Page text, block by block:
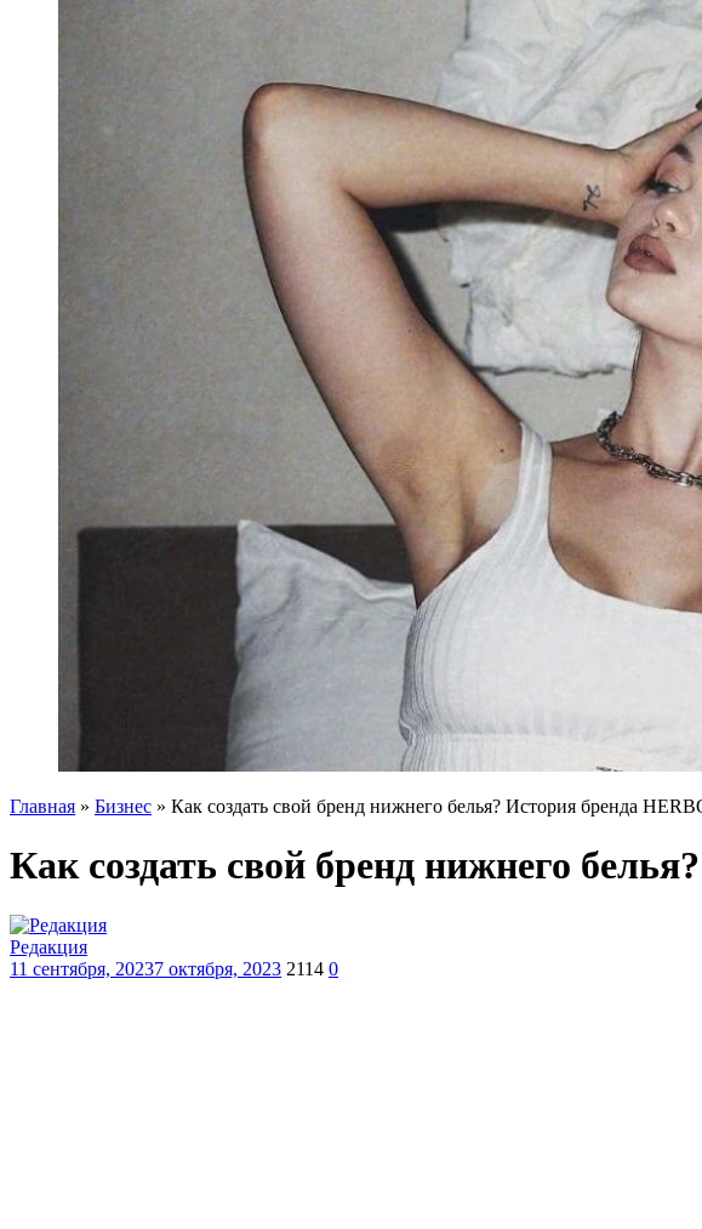
Главная » Бизнес » Как создать свой бренд нижнего белья? История бренда
Как создать свой бренд нижнего
Редакция
11 сентября, 20237 октября, 2023 2114 0